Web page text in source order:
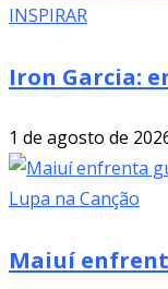
INSPIRAR
Iron Garcia:
1 de agosto de
Lupa na Canção
Maiuí